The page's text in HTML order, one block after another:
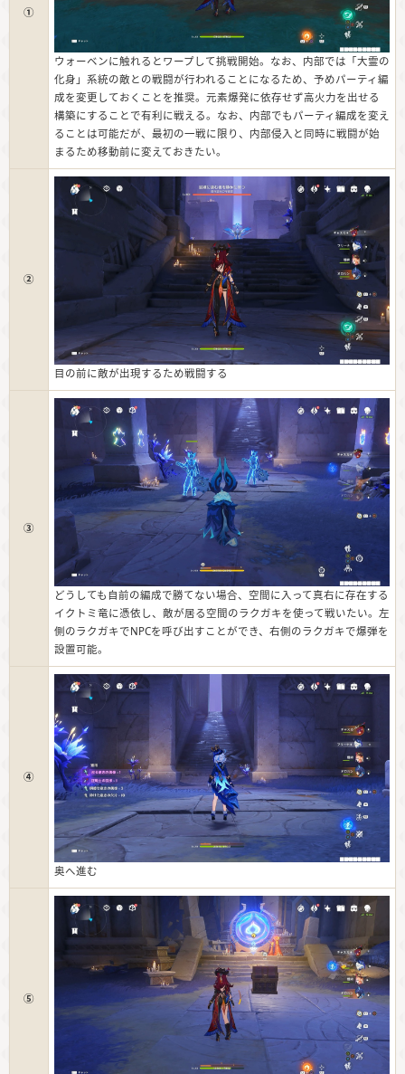
①
ウォーベンに触れるとワープして挑戦開始。なお、内部では「大霊の
化身」系統の敵との戦闘が行われることになるため、予めパーティ編
成を変更しておくことを推奨。元素爆発に依存せず高火力を出せる
構築にすることで有利に戦える。なお、内部でもパーティ編成を変え
ることは可能だが、最初の一戦に限り、内部侵入と同時に戦闘が始
まるため移動前に変えておきたい。
②
目の前に敵が出現するため戦闘する
③
どうしても自前の編成で勝てない場合、空間に入って真右に存在する
イクトミ竜に憑依し、敵が居る空間のラクガキを使って戦いたい。左
側のラクガキでNPCを呼び出すことができ、右側のラクガキで爆弾を
設置可能。
④
奥へ進む
⑤